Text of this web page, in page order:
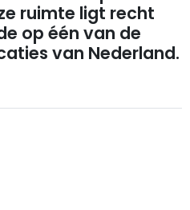
ruimte ligt recht
op één van de
van Nederland.